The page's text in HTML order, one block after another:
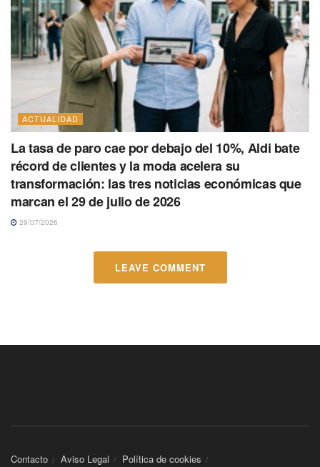
ACTUALIDAD
La tasa de paro cae por debajo del 10%, Aldi bate
récord de clientes y la moda acelera su
transformación: las tres noticias económicas que
marcan el 29 de julio de 2026
29/07/2026
LEAVE COMMENT
Contacto Aviso Legal
Política de cookies